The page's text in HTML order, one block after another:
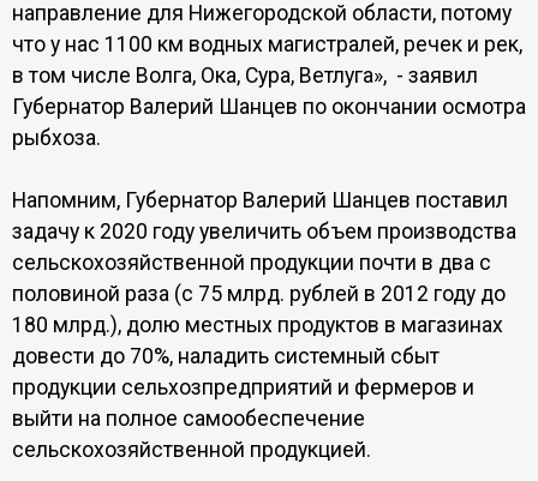
направление для Нижегородской области, потому
что у нас 1100 км водных магистралей, речек и рек,
в том числе Волга, Ока, Сура, Ветлуга», - заявил
Губернатор Валерий Шанцев по окончании осмотра
рыбхоза.
Напомним, Губернатор Валерий Шанцев поставил
задачу к 2020 году увеличить объем производства
сельскохозяйственной продукции почти в два с
половиной раза (с 75 млрд. рублей в 2012 году до
180 млрд.), долю местных продуктов в магазинах
довести до 70%, наладить системный сбыт
продукции сельхозпредприятий и фермеров и
выйти на полное самообеспечение
сельскохозяйственной продукцией.